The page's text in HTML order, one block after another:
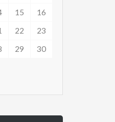
15
16
22
23
29
30